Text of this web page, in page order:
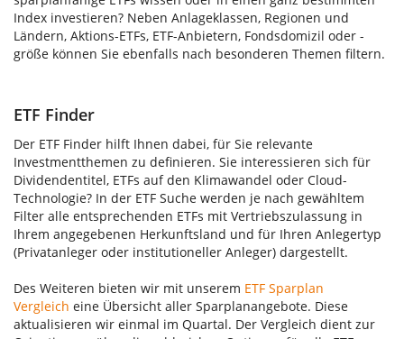
Index investieren? Neben Anlageklassen, Regionen und
Ländern, Aktions-ETFs, ETF-Anbietern, Fondsdomizil oder -
größe können Sie ebenfalls nach besonderen Themen filtern.
ETF Finder
Der ETF Finder hilft Ihnen dabei, für Sie relevante
Investmentthemen zu definieren. Sie interessieren sich für
Dividendentitel, ETFs auf den Klimawandel oder Cloud-
Technologie? In der ETF Suche werden je nach gewähltem
Filter alle entsprechenden ETFs mit Vertriebszulassung in
Ihrem angegebenen Herkunftsland und für Ihren Anlegertyp
(Privatanleger oder institutioneller Anleger) dargestellt.
Des Weiteren bieten wir mit unserem ETF Sparplan
Vergleich eine Übersicht aller Sparplanangebote. Diese
aktualisieren wir einmal im Quartal. Der Vergleich dient zur